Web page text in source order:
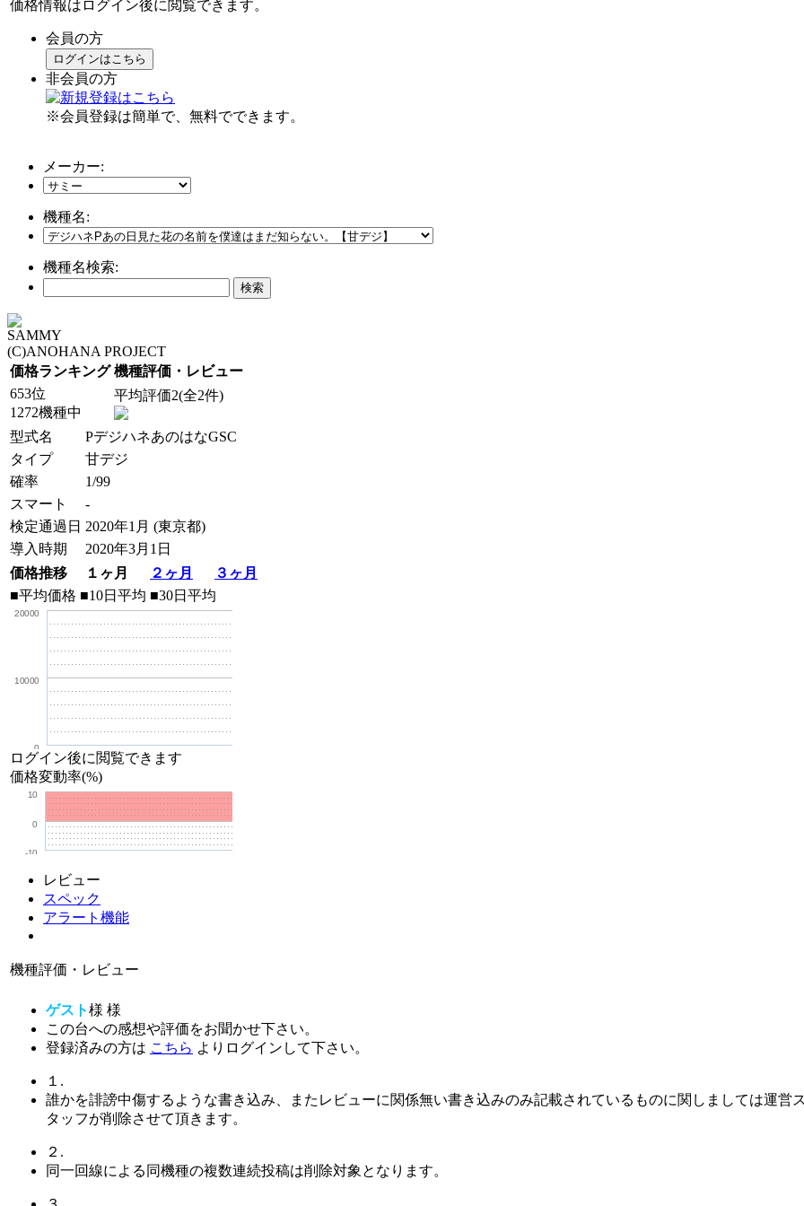
価格情報はログイン後に閲覧できます。
会員の方
ログインはこちら
非会員の方
※会員登録は簡単で、無料でできます。
メーカー:
機種名:
機種名検索:
SAMMY
(C)ANOHANA PROJECT
価格ランキング 機種評価・レビュー
653位
1272機種中
平均評価2(全2件)
型式名
PデジハネあのはなGSC
タイプ
甘デジ
確率
1/99
スマート
-
検定通過日 2020年1月 (東京都)
導入時期
2020年3月1日
価格推移 １ヶ月
２ヶ月
３ヶ月
■平均価格 ■10日平均 ■30日平均
0
10000
20000
ログイン後に閲覧できます
価格変動率(%)
-10
0
10
レビュー
スペック
アラート機能
機種評価・レビュー
ゲスト様 様
この台への感想や評価をお聞かせ下さい。
登録済みの方は こちら よりログインして下さい。
１.
誰かを誹謗中傷するような書き込み、またレビューに関係無い書き込みのみ記載されているものに関しましては運営
タッフが削除させて頂きます。
２.
同一回線による同機種の複数連続投稿は削除対象となります。